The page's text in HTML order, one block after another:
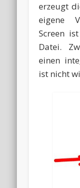
erzeugt
eigene
Screen
Datei.
einen
ist nicht